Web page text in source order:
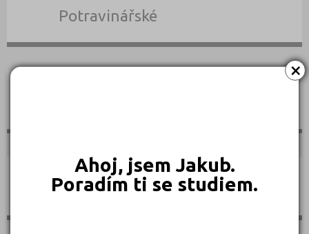
×
Ahoj, jsem Jakub.
Poradím ti se studiem.
Potravinářské
Sportovní